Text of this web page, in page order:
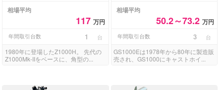
相場平均
117万円
年間取引台数 1 台
1980年に登場したZ1000H。 先代の
Z1000Mk-IIをベースに、角型の...
相場平均
50.2～73.2 万円
年間取引台数 3 台
GS1000Eは1978年から80年に製造販
売され、GS1000にキャストホイ...